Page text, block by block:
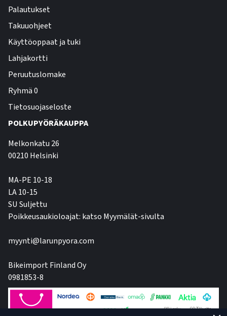
Palautukset
Takuuohjeet
Käyttöoppaat ja tuki
Lahjakortti
Peruutuslomake
Ryhmä 0
Tietosuojaseloste
POLKUPYÖRÄKAUPPA
Melkonkatu 26
00210 Helsinki
MA-PE 10-18
LA 10-15
SU Suljettu
Poikkeusaukioloajat: katso Myymälät-sivulta
myynti@larunpyora.com
Bikeimport Finland Oy
0981853-8